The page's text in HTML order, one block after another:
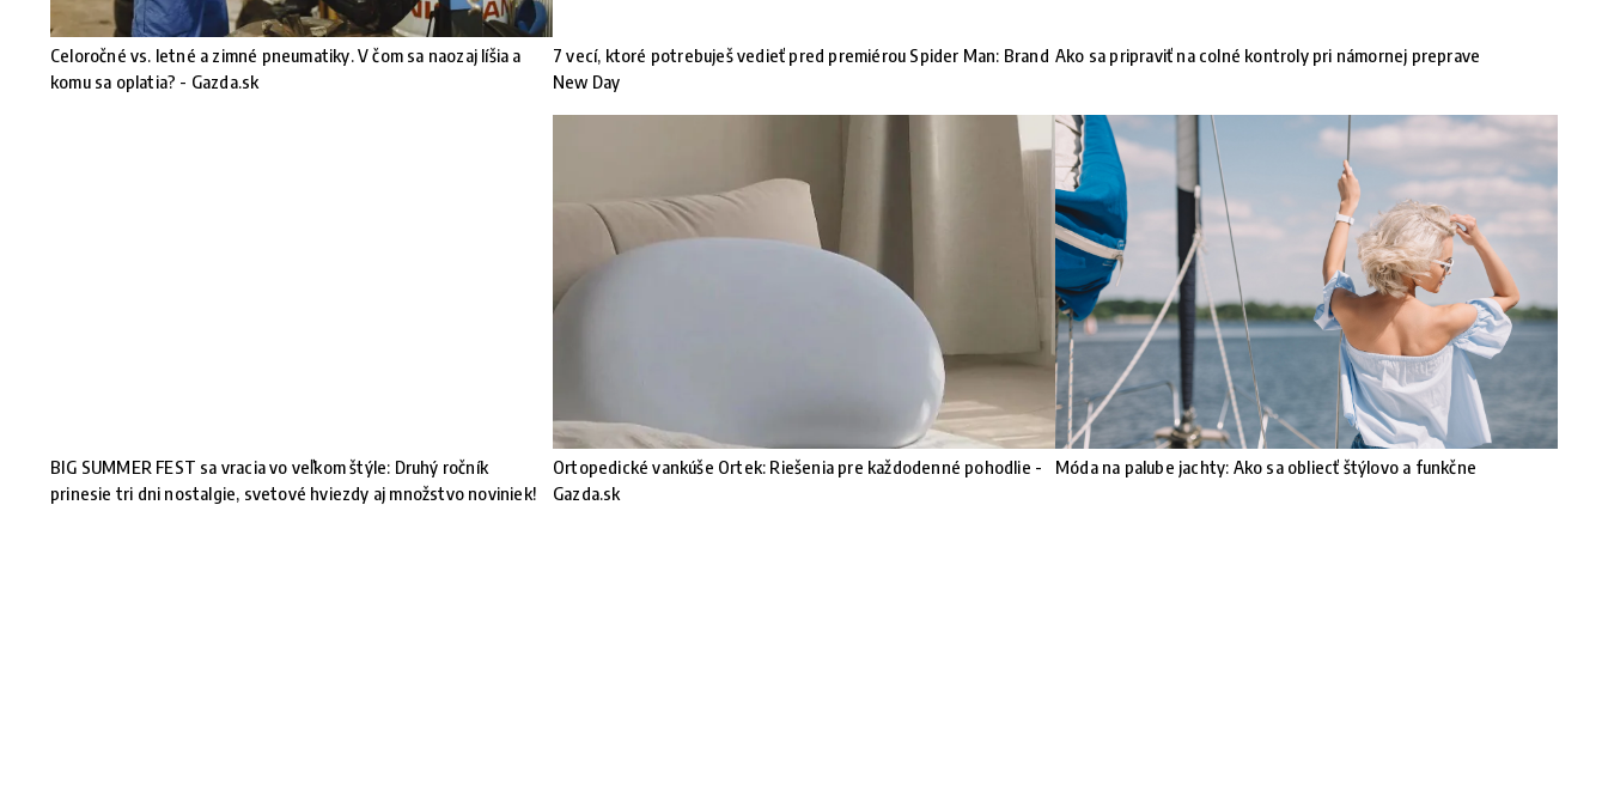
Celoročné vs. letné a zimné pneumatiky. V čom sa naozaj líšia a
komu sa oplatia? - Gazda.sk
7 vecí, ktoré potrebuješ vedieť pred premiérou Spider Man: Brand
New Day
Ako sa pripraviť na colné kontroly pri námornej preprave
BIG SUMMER FEST sa vracia vo veľkom štýle: Druhý ročník
prinesie tri dni nostalgie, svetové hviezdy aj množstvo noviniek!
Ortopedické vankúše Ortek: Riešenia pre každodenné pohodlie -
Gazda.sk
Móda na palube jachty: Ako sa obliecť štýlovo a funkčne